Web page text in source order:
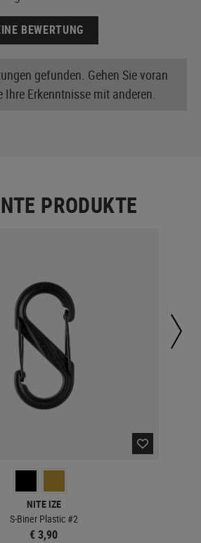
BEWERTUNG
gefunden. Gehen Sie voran
Ihre Erkenntnisse mit anderen.
PRODUKTE
NITE IZE
S-Biner Plastic #2
€ 3,90